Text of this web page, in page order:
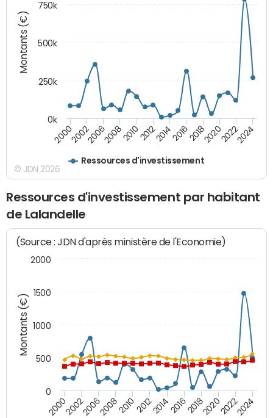
Montants (€)
Ressources d'investissement
200020022006200820102012201420162018202020222024
0k
250k
500k
750k
© JDN 2026
Ressources d'investissement par habitant
de Lalandelle
Montants (€)
(Source : JDN d'après ministère de l'Economie)
200020022006200820102012201420162018202020222024
0
500
1000
1500
2000